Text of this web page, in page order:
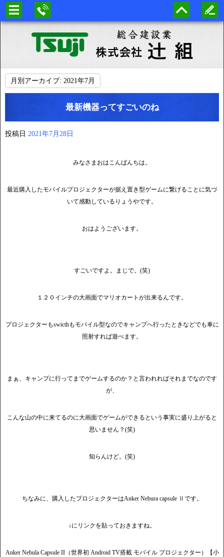
月別アーカイブ: 2021年7月
最新機器ってすごいのね
投稿日 2021年7月28日
みなさまおはこんばんちは。
最近購入したモバイルプロジェクターが据え置き型ゲームに繋げることに気づ
いて感動しているりょうやです。
おはようございます。
すごいですよ。まじで。(笑)
１２０インチの大画面でマリオカートが出来るんです。
プロジェクターもswicthもモバイル型なのでキャンプへ行ったときなどでも車に
照射すれば遊べます。
まぁ、キャンプに行ってまでゲームするのか？と言われればそれまでなのです
が、
こんな山の中に来てるのに大画面でゲームができるという事実に盛り上がると
思いません？(笑)
知らんけど。(笑)
ちなみに、購入したプロジェクターはAnker Nebura capsule Ⅱです。
↓にリンクを貼っておきますね。
Anker Nebula Capsule II（世界初 Android TV搭載 モバイル プロジェクター）【小